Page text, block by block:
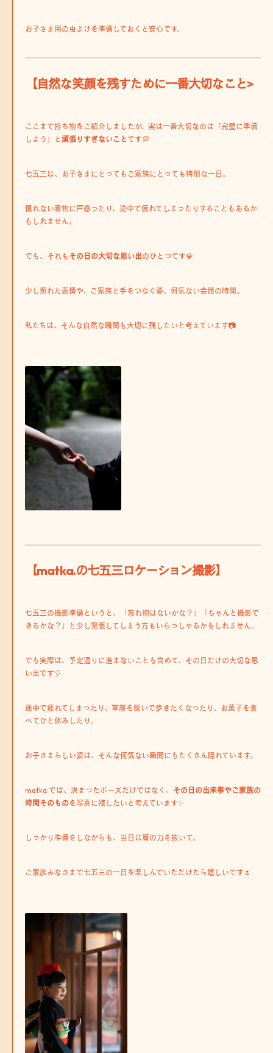
お子さま用の虫よけを準備しておくと安心です。
【自然な笑顔を残すために一番大切なこと>
ここまで持ち物をご紹介しましたが、実は一番大切なのは「完璧に準備
しよう」と頑張りすぎないこと です💭
七五三は、お子さまにとってもご家族にとっても特別な一日。
慣れない着物に戸惑ったり、途中で疲れてしまったりすることもあるか
もしれません。
でも、それも その日の大切な思い出のひとつです💎
少し照れた表情や、ご家族と手をつなぐ姿、何気ない会話の時間。
私たちは、そんな自然な瞬間も大切に残したいと考えています📷
【matka.の七五三ロケーション撮影】
七五三の撮影準備というと、「忘れ物はないかな？」「ちゃんと撮影で
きるかな？」と少し緊張してしまう方もいらっしゃるかもしれません。
でも実際は、予定通りに進まないことも含めて、その日だけの大切な思
い出です🎈
途中で疲れてしまったり、草履を脱いで歩きたくなったり、お菓子を食
べてひと休みしたり。
お子さまらしい姿は、そんな何気ない瞬間にもたくさん隠れています。
matka.では、決まったポーズだけではなく、 その日の出来事やご家族の
時間そのものを写真に残したいと考えています✨
しっかり準備をしながらも、当日は肩の力を抜いて。
ご家族みなさまで七五三の一日を楽しんでいただけたら嬉しいです🌷